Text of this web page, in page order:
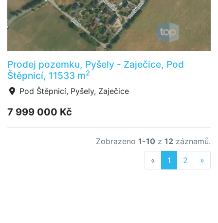
Prodej pozemku, Pyšely - Zaječice, Pod
Štěpnicí, 11533 m2
Pod Štěpnicí, Pyšely, Zaječice
7 999 000 Kč
Zobrazeno 1-10 z 12 záznamů.
« Previous
1 2 »